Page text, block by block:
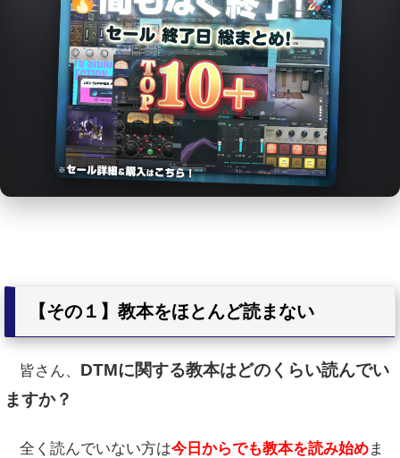
【その１】教本をほとんど読まない
皆さん、 DTMに関する教本はどのくらい読んでい
ますか？
全く読んでいない方は今日からでも教本を読み始めま